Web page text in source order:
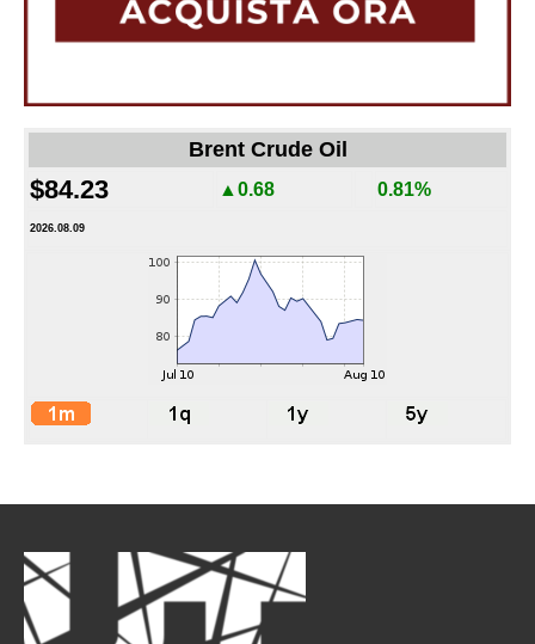
Brent Crude Oil
$84.23 ▲0.68 0.81%
2026.08.09